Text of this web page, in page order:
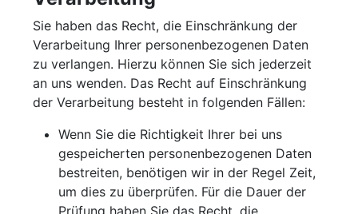
Sie haben das Recht, die Einschränkung der
Verarbeitung Ihrer personenbezogenen Daten
zu verlangen. Hierzu können Sie sich jederzeit
an uns wenden. Das Recht auf Einschränkung
der Verarbeitung besteht in folgenden Fällen:
Wenn Sie die Richtigkeit Ihrer bei uns
gespeicherten personenbezogenen Daten
bestreiten, benötigen wir in der Regel Zeit,
um dies zu überprüfen. Für die Dauer der
Prüfung haben Sie das Recht, die